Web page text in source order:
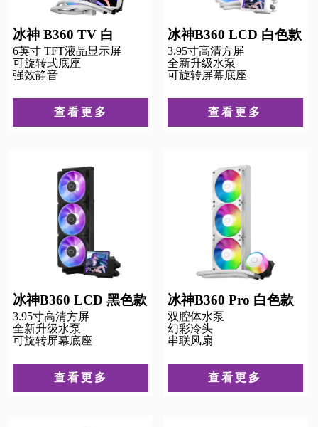
冰神 B360 TV 白
6英寸 TFT液晶显示屏
可旋转式底座
强效静音
查看更多
冰神B360 LCD 白色款
3.95寸高清方屏
全新升级水泵
可旋转屏幕底座
查看更多
冰神B360 LCD 黑色款
3.95寸高清方屏
全新升级水泵
可旋转屏幕底座
查看更多
冰神B360 Pro 白色款
双腔体水泵
幻彩冷头
串联风扇
查看更多